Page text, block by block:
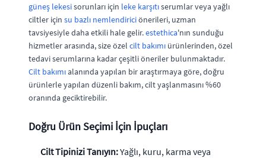
güneş lekesisorunları için leke karşıtıserumlar veya yağlı
ciltler için su bazlı nemlendiriciönerileri, uzman
tavsiyesiyle daha etkili hale gelir.estethica'nın sunduğu
hizmetler arasında, size özel cilt bakımı ürünlerinden, özel
tedavi serumlarına kadar çeşitli öneriler bulunmaktadır.
Cilt bakımıalanında yapılan bir araştırmaya göre, doğru
ürünlerle yapılan düzenli bakım, cilt yaşlanmasını %60
oranında geciktirebilir.
Doğru Ürün Seçimi İçin İpuçları
Cilt Tipinizi Tanıyın:Yağlı, kuru, karma veya